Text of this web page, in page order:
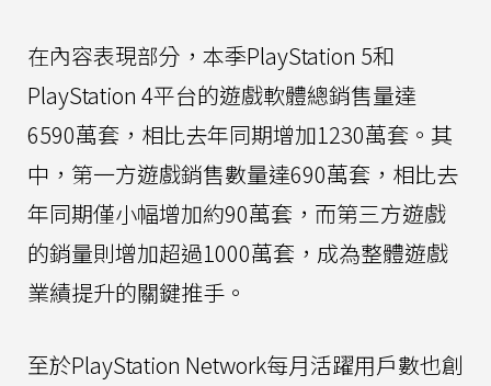
在內容表現部分，本季PlayStation 5和
PlayStation 4平台的遊戲軟體總銷售量達
6590萬套，相比去年同期增加1230萬套。其
中，第一方遊戲銷售數量達690萬套，相比去
年同期僅小幅增加約90萬套，而第三方遊戲
的銷量則增加超過1000萬套，成為整體遊戲
業績提升的關鍵推手。
至於PlayStation Network每月活躍用戶數也創